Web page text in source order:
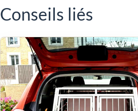
Conseils liés